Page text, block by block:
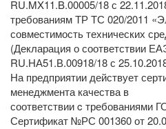
RU.MX11.B.00005/18 с
требованиям ТР ТС 020/2011
совместимость технических
(Декларация о соответствии
RU.НА51.В.00918/18 с
На предприятии действует
менеджмента качества в
соответствии c требованиями
Сертификат №РС 001360 от